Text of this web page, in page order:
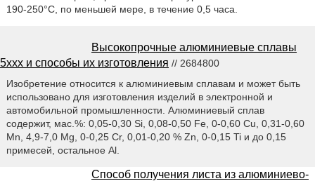
190-250°С, по меньшей мере, в течение 0,5 часа.
Высокопрочные алюминиевые сплавы
5xxx и способы их изготовления // 2684800
Изобретение относится к алюминиевым сплавам и может быть
использовано для изготовления изделий в электронной и
автомобильной промышленности. Алюминиевый сплав
содержит, мас.%: 0,05-0,30 Si, 0,08-0,50 Fe, 0-0,60 Cu, 0,31-0,60
Mn, 4,9-7,0 Mg, 0-0,25 Cr, 0,01-0,20 % Zn, 0-0,15 Ti и до 0,15
примесей, остальное Al.
Способ получения листа из алюминиево-